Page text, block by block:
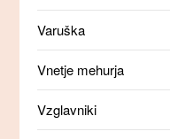
Varuška
Vnetje mehurja
Vzglavniki